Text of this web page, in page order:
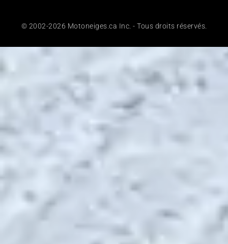
© 2002-2026 Motoneiges.ca Inc. - Tous droits réservés.